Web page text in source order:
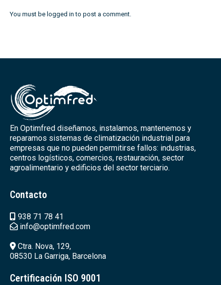
You must be logged in to post a comment.
En Optimfred diseñamos, instalamos, mantenemos y
reparamos sistemas de climatización industrial para
empresas que no pueden permitirse fallos: industrias,
centros logísticos, comercios, restauración, sector
agroalimentario y edificios del sector terciario.
Contacto
938 71 78 41
info@optimfred.com
Ctra. Nova, 129,
08530 La Garriga, Barcelona
Certificación ISO 9001